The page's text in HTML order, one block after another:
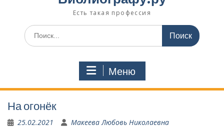
Есть такая профессия
Поиск
по:
Меню
На огонёк
25.02.2021 Макеева Любовь Николаевна